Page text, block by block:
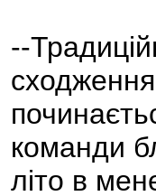
--
команди
літо в